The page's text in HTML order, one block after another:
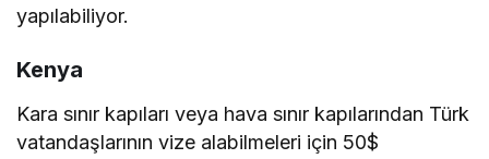
yapılabiliyor.
Kenya
Kara sınır kapıları veya hava sınır kapılarından Türk
vatandaşlarının vize alabilmeleri için 50$